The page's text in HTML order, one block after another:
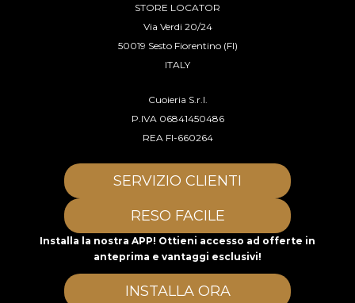
STORE LOCATOR
Via Verdi 20/24
50019 Sesto Fiorentino (FI)
ITALY
Cuoieria S.r.l.
P.IVA 06841450486
REA FI-660264
SERVIZIO CLIENTI
RESO FACILE
Installa la nostra APP! Ottieni accesso ad offerte in
anteprima e vantaggi esclusivi!
INSTALLA ORA